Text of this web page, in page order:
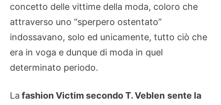
concetto delle vittime della moda, coloro che
attraverso uno “sperpero ostentato”
indossavano, solo ed unicamente, tutto ciò che
era in voga e dunque di moda in quel
determinato periodo.
La fashion Victim secondo T. Veblen sente la